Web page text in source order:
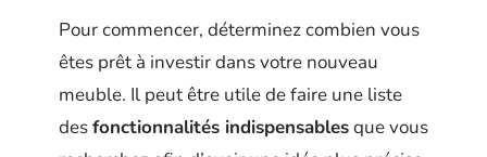
Pour commencer, déterminez combien vous
êtes prêt à investir dans votre nouveau
meuble. Il peut être utile de faire une liste
desfonctionnalités indispensablesque vous